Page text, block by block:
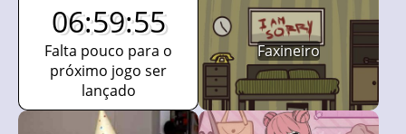
06:59:54
Falta pouco para o
próximo jogo ser
lançado
Faxineiro